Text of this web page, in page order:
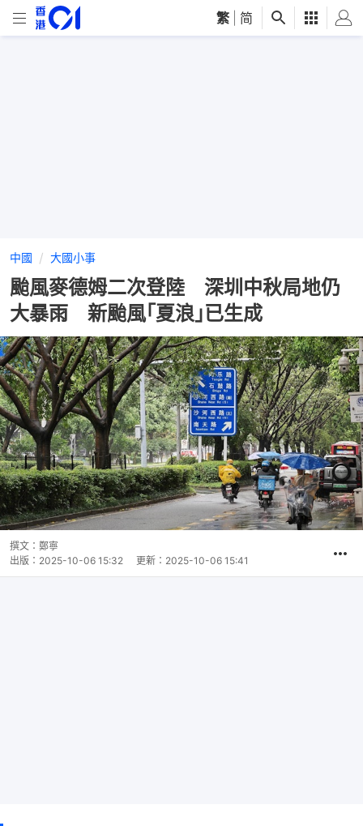
繁 简
中國 大國小事
颱風麥德姆二次登陸 深圳中秋局地仍
大暴雨 新颱風｢夏浪｣已生成
撰文： 鄭寧
出版： 2025-10-06 15:32 更新： 2025-10-06 15:41